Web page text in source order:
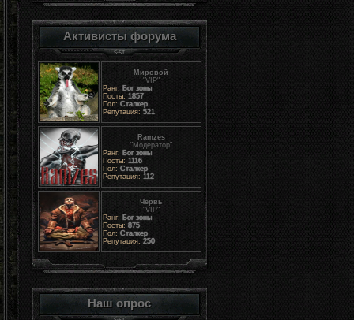
Активисты форума
Мировой
"VIP"
Ранг: Бог зоны
Посты: 1857
Пол: Сталкер
Репутация: 521
Ramzes
"Модератор"
Ранг: Бог зоны
Посты: 1116
Пол: Сталкер
Репутация: 112
Червь
"VIP"
Ранг: Бог зоны
Посты: 875
Пол: Сталкер
Репутация: 250
Наш опрос